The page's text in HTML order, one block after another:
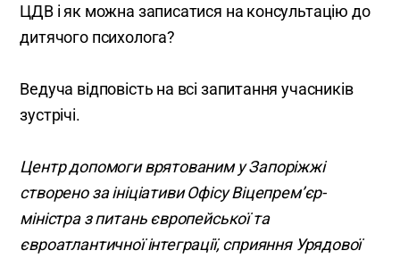
ЦДВ і як можна записатися на консультацію до
дитячого психолога?
Ведуча відповість на всі запитання учасників
зустрічі.
Центр допомоги врятованим у Запоріжжі
створено за ініціативи Офісу Віцепрем’єр-
міністра з питань європейської та
євроатлантичної інтеграції, сприяння Урядової